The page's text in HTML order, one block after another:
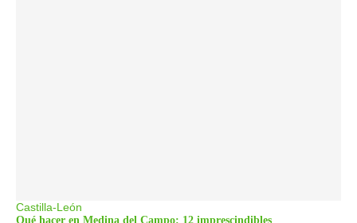
Castilla-León
Qué hacer en Medina del Campo: 12 imprescindibles